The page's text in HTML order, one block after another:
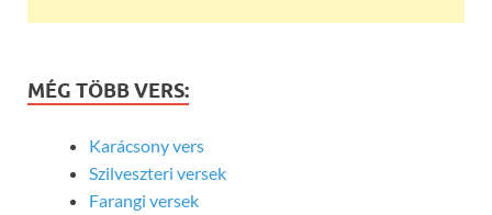
MÉG TÖBB VERS:
Karácsony vers
Szilveszteri versek
Farangi versek